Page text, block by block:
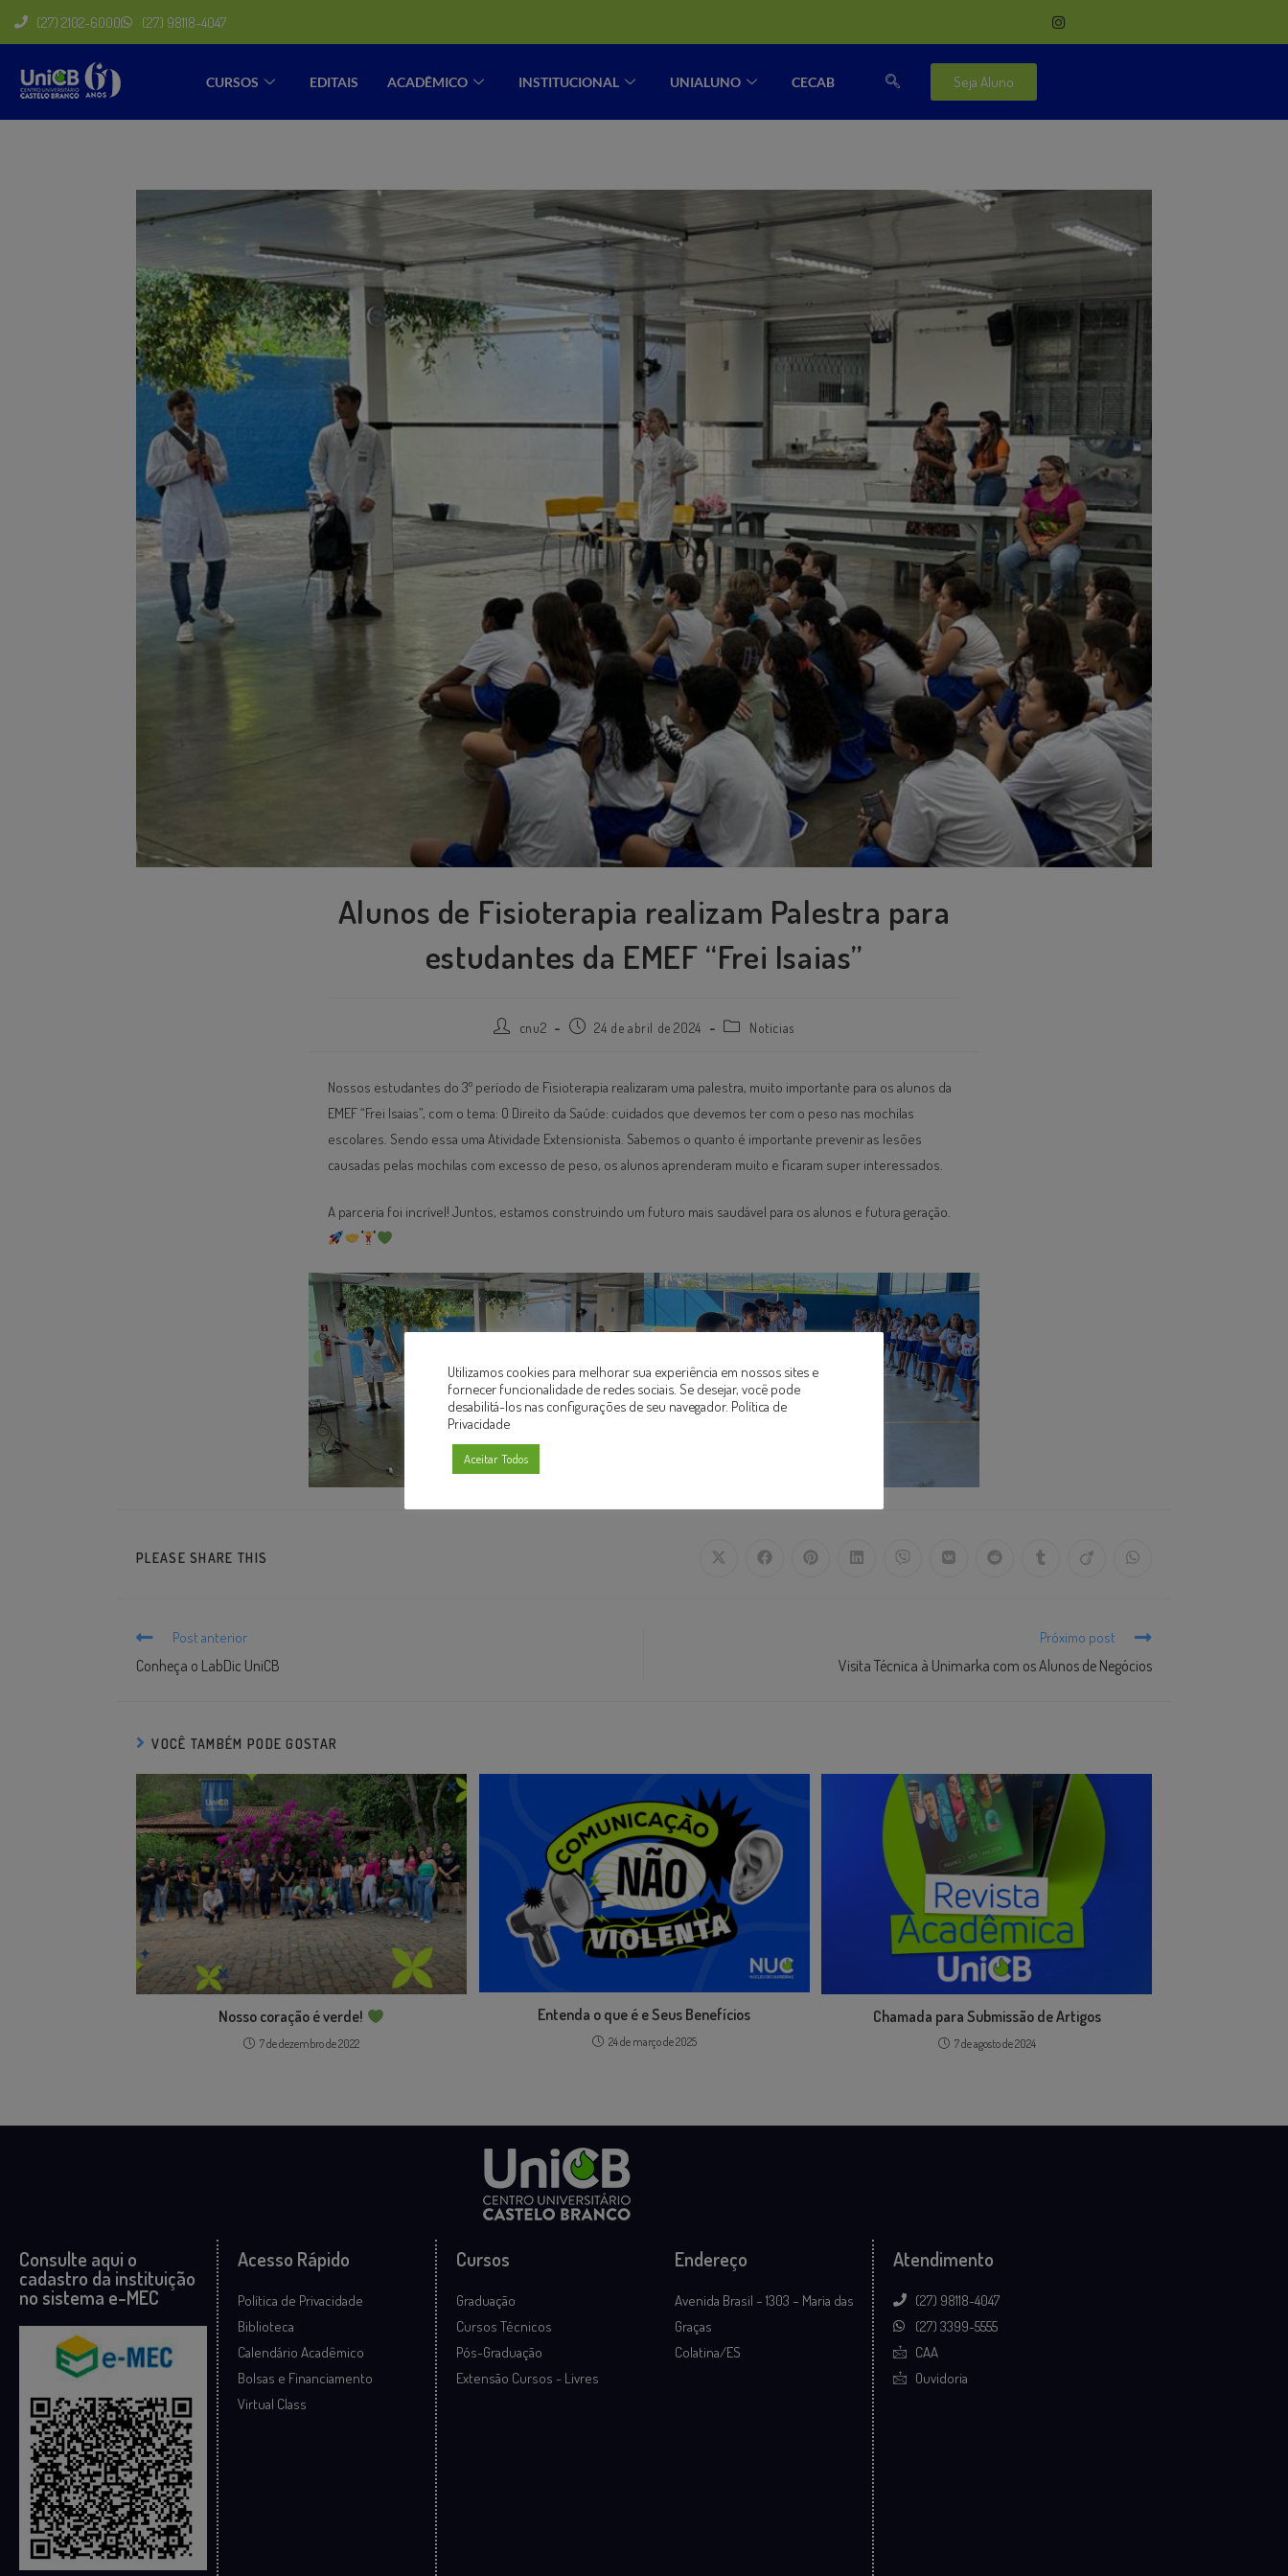
(27) 2102-6000 (27) 98118-4047
CURSOS EDITAIS ACADÊMICO INSTITUCIONAL UNIALUNO CECAB Seja Aluno
Alunos de Fisioterapia realizam Palestra para
estudantes da EMEF “Frei Isaias”
cnu2 24 de abril de 2024 Notícias
Nossos estudantes do 3º período de Fisioterapia realizaram uma palestra, muito importante para os alunos da
EMEF “Frei Isaias”, com o tema: O Direito da Saúde: cuidados que devemos ter com o peso nas mochilas
escolares. Sendo essa uma Atividade Extensionista. Sabemos o quanto é importante prevenir as lesões
causadas pelas mochilas com excesso de peso, os alunos aprenderam muito e ficaram super interessados.
A parceria foi incrível! Juntos, estamos construindo um futuro mais saudável para os alunos e futura geração.
PLEASE SHARE THIS
Post anterior
Conheça o LabDic UniCB
Próximo post
Visita Técnica à Unimarka com os Alunos de Negócios
VOCÊ TAMBÉM PODE GOSTAR
Nosso coração é verde!
7 de dezembro de 2022
Entenda o que é e Seus Benefícios
24 de março de 2025
Chamada para Submissão de Artigos
7 de agosto de 2024
Consulte aqui o
cadastro da instituição
no sistema e-MEC
Acesso Rápido
Política de Privacidade
Biblioteca
Calendário Acadêmico
Bolsas e Financiamento
Virtual Class
Cursos
Graduação
Cursos Técnicos
Pós-Graduação
Extensão Cursos - Livres
Endereço
Avenida Brasil – 1303 – Maria das
Graças
Colatina/ES
Atendimento
(27) 98118-4047
(27) 3399-5555
CAA
Ouvidoria
Utilizamos cookies para melhorar sua experiência em nossos sites e
fornecer funcionalidade de redes sociais. Se desejar, você pode
desabilitá-los nas configurações de seu navegador. Política de
Privacidade
Aceitar Todos